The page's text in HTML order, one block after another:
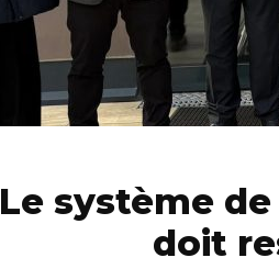
Le système
doit